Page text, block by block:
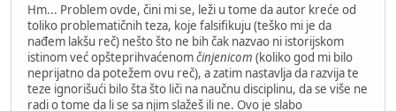
Hm... Problem ovde, čini mi se, leži u tome da autor kreće od
toliko problematičnih teza, koje falsifikuju (teško mi je da
nađem lakšu reč) nešto što ne bih čak nazvao ni istorijskom
istinom već opšteprihvaćenomčinjenicom (koliko god mi bilo
neprijatno da potežem ovu reč), a zatim nastavlja da razvija te
teze ignorišući bilo šta što liči na naučnu disciplinu, da se više ne
radi o tome da li se sa njim slažeš ili ne. Ovo je slabo